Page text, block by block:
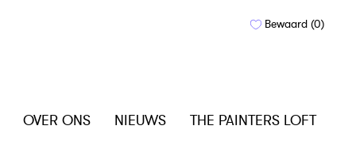
OVER ONS NIEUWS THE PAINTERS LOFT
Bewaard (0)